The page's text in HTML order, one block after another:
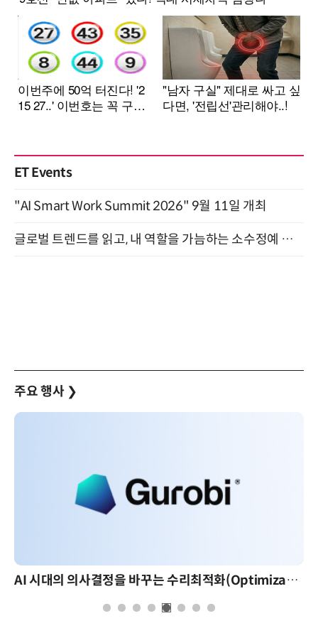
ET Events
"AI Smart Work Summit 2026" 9월 11일 개최
글로벌 트렌드를 읽고, 내 역할을 가늠하는 소수정예 실습 워크숍 (8/28)
주요 행사 ❯
AI 시대의 의사결정을 바꾸는 수리최적화(Optimization): 실제 산업 적용 사례와 활용 전략